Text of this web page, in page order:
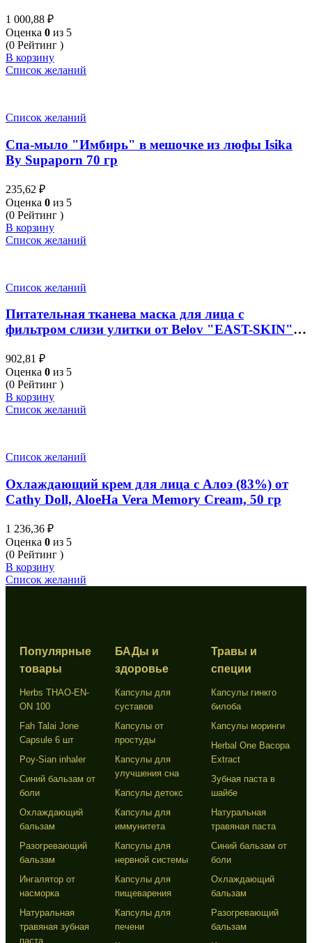
1 000,88 ₽
Оценка 0 из 5
(0 Рейтинг )
В корзину
Список желаний
Список желаний
Спа-мыло "Имбирь" в мешочке из люфы Isika
By Supaporn 70 гр
235,62 ₽
Оценка 0 из 5
(0 Рейтинг )
В корзину
Список желаний
Список желаний
Питательная тканева маска для лица с
фильтром слизи улитки от Belov "EAST-SKIN"
902,81 ₽
Оценка 0 из 5
(0 Рейтинг )
В корзину
Список желаний
Список желаний
Охлаждающий крем для лица с Алоэ (83%) от
Cathy Doll, AloeHa Vera Memory Cream, 50 гр
1 236,36 ₽
Оценка 0 из 5
(0 Рейтинг )
В корзину
Список желаний
Популярные
товары
Herbs THAO-EN-
ON 100
Fah Talai Jone
Capsule 6 шт
Poy-Sian inhaler
Синий бальзам от
боли
Охлаждающий
бальзам
Разогревающий
бальзам
Ингалятор от
насморка
Натуральная
травяная зубная
паста
БАДы и
здоровье
Капсулы для
суставов
Капсулы от
простуды
Капсулы для
улучшения сна
Капсулы детокс
Капсулы для
иммунитета
Капсулы для
нервной системы
Капсулы для
пищеварения
Капсулы для
печени
Травы и
специи
Капсулы гинкго
билоба
Капсулы моринги
Herbal One Bacopa
Extract
Зубная паста в
шайбе
Натуральная
травяная паста
Синий бальзам от
боли
Охлаждающий
бальзам
Разогревающий
бальзам